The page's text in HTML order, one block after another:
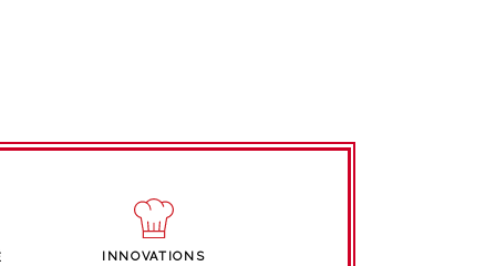
INNOVATIONS